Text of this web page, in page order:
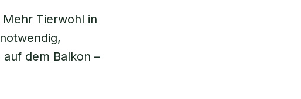
Tierwohl in
dem Balkon –